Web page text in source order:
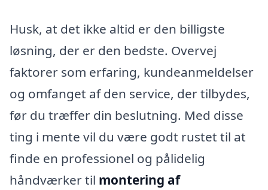
Husk, at det ikke altid er den billigste
løsning, der er den bedste. Overvej
faktorer som erfaring, kundeanmeldelser
og omfanget af den service, der tilbydes,
før du træffer din beslutning. Med disse
ting i mente vil du være godt rustet til at
finde en professionel og pålidelig
håndværker til montering af